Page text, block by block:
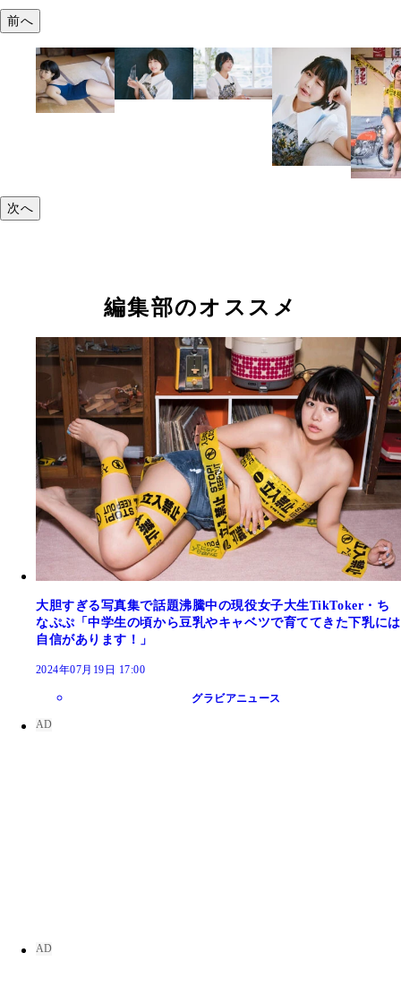
前へ
次へ
編集部のオススメ
大胆すぎる写真集で話題沸騰中の現役女子大生TikToker・ち
なぷぷ「中学生の頃から豆乳やキャベツで育ててきた下乳には
自信があります！」
2024年07月19日 17:00
グラビアニュース